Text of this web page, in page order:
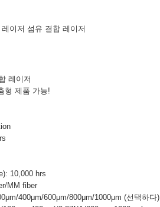
이저 섬유 결합 레이저
레이저
형 제품 가능!
10,000 hrs
MM fiber
400μm/600μm/800μm/1000μm (선택하다)